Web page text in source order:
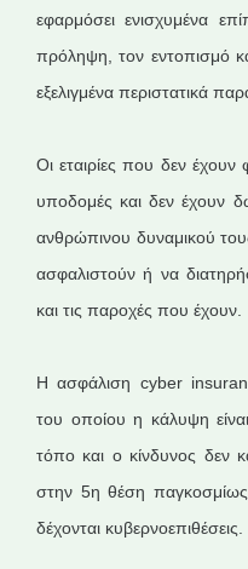
εφαρμόσει ενισχυμένα
πρόληψη, τον εντοπισμό
εξελιγμένα περιστατικά
Οι εταιρίες που δεν έχουν
υποδομές και δεν έχουν
ανθρώπινου δυναμικού
ασφαλιστούν ή να
και τις παροχές που έχουν.
Η ασφάλιση cyber
του οποίου η κάλυψη
τόπο και ο κίνδυνος δεν
στην 5η θέση
δέχονται κυβερνοεπιθέσεις.